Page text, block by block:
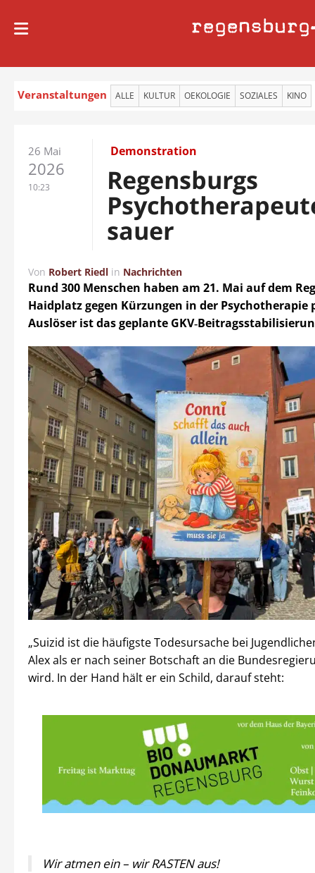
regensburg
Veranstaltungen ALLE KULTUR OEKOLOGIE SOZIALES KINO
26 Mai
2026
10:23
Demonstration
Regensburgs
sauer
Von Robert Riedl in Nachrichten
Rund 300 Menschen haben am 21. Mai auf dem
Haidplatz gegen Kürzungen in der
Auslöser ist das geplante
„Suizid ist die häufigste Todesursache bei
Alex als er nach seiner Botschaft an die
wird. In der Hand hält er ein Schild, darauf steht:
Wir atmen ein – wir RASTEN aus!